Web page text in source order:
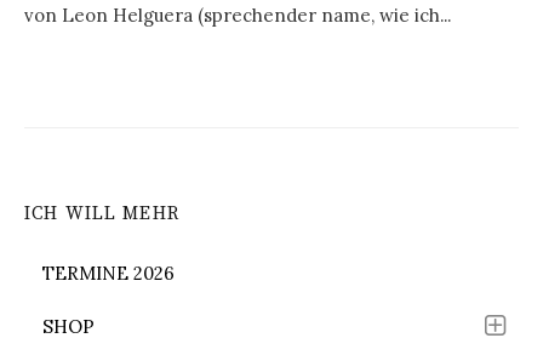
von Leon Helguera (sprechender name, wie ich...
ICH WILL MEHR
TERMINE 2026
SHOP